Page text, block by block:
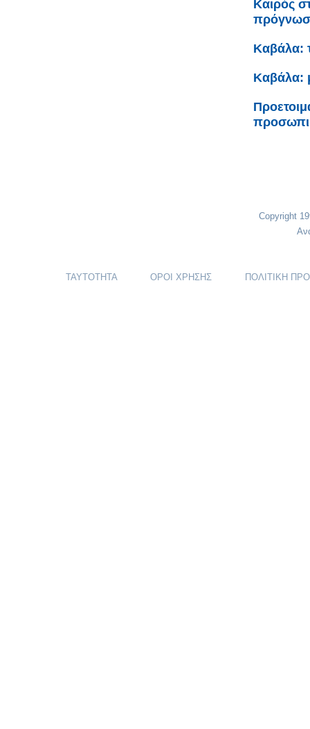
Καιρός
Καβάλα:
Καβάλα:
Copyright
ΤΑΥΤΟΤΗΤΑ ΟΡΟΙ ΧΡΗΣΗΣ ΠΟΛΙΤΙΚΗ